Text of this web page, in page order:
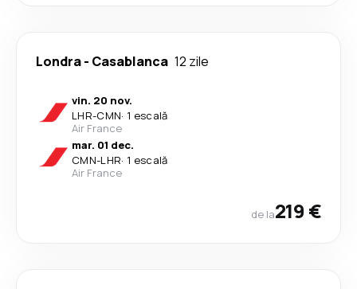
Londra- Casablanca 12 zile
vin. 20 nov.
LHR-CMN· 1 escală
Air France
mar. 01 dec.
CMN-LHR· 1 escală
Air France
de la219 €